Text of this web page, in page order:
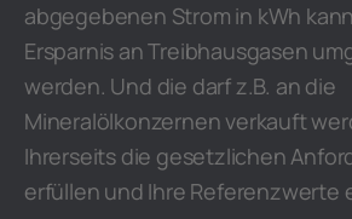
abgegebenen Strom in kWh
Ersparnis an Treibhausgasen
werden. Und die darf z.B. an die
Mineralölkonzernen verkauft
Ihrerseits die gesetzlichen
erfüllen und Ihre Referenzwerte